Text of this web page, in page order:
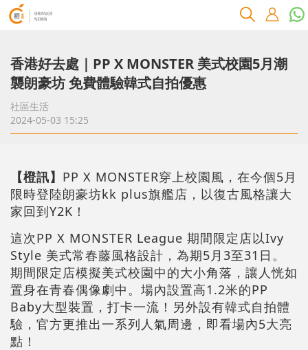
香港好去處｜PP X MONSTER 美式校園5月潮
襲朗豪坊 免費體驗韓式自拍優惠
社區生活
2024-05-03 15:25
【橙訊】 PP X MONSTER穿上校園風，在今個5月
限時登陸朗豪坊kk plus旗艦店，以復古風格讓大
家回到Y2K！
這次PP X MONSTER League 期間限定店以Ivy
Style 美式常春藤風格設計，為期5月3至31日。
期間限定店模擬美式校園中的大小角落，讓人恍如
置身在青春偶像劇中。場內設置高1.2米的PP
Baby大型裝置，打卡一流！另外設有韓式自拍體
驗，官方更推出一系列人氣周邊，即看場內5大亮
點！